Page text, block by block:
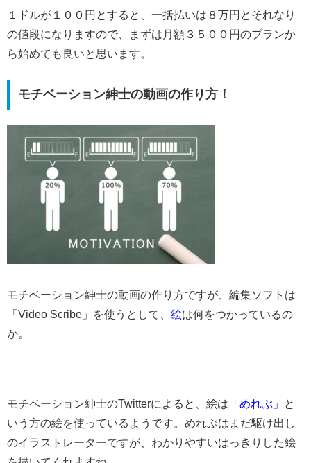
１ドルが１００円とすると、一括払いは８万円とそれなり
の値段になりますので、まずは月額３５００円のプランか
ら始めても良いと思います。
モチベーション紳士の動画の作り方！
モチベーション紳士の動画の作り方ですが、編集ソフトは
「Video Scribe」を使うとして、 絵は何をつかっているの
か。
モチベーション紳士のTwitterによると、絵は 「めれぶ」
と
いう方の絵を使っているようです。めれぶはまだ駆け出し
のイラストレーターですが、わかりやすいはっきりした絵